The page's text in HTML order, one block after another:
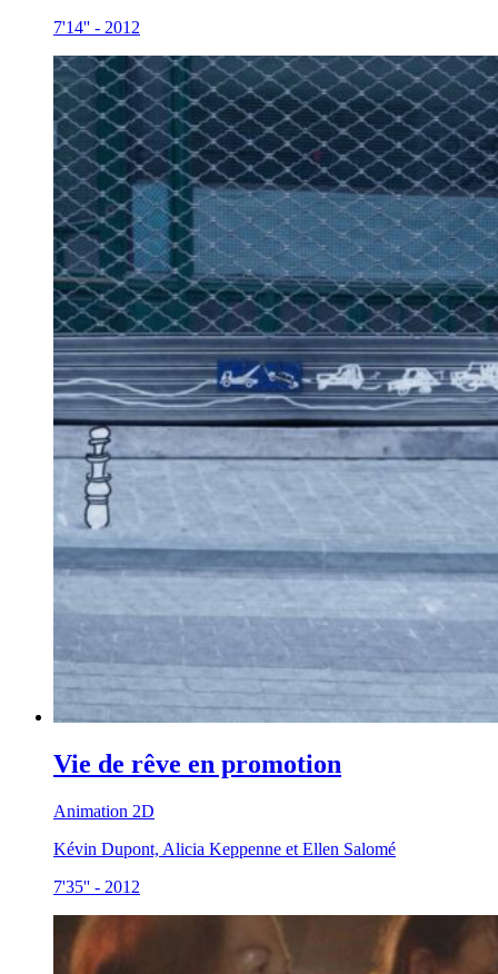
7'14'' - 2012
Vie de rêve en promotion
Animation 2D
Kévin Dupont, Alicia Keppenne et Ellen Salomé
7'35'' - 2012